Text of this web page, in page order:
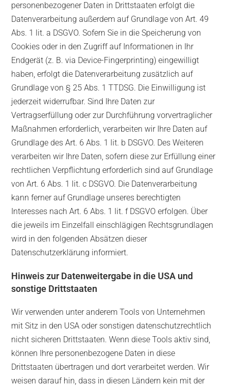
personenbezogener Daten in Drittstaaten erfolgt die
Datenverarbeitung außerdem auf Grundlage von Art. 49
Abs. 1 lit. a DSGVO. Sofern Sie in die Speicherung von
Cookies oder in den Zugriff auf Informationen in Ihr
Endgerät (z. B. via Device-Fingerprinting) eingewilligt
haben, erfolgt die Datenverarbeitung zusätzlich auf
Grundlage von § 25 Abs. 1 TTDSG. Die Einwilligung ist
jederzeit widerrufbar. Sind Ihre Daten zur
Vertragserfüllung oder zur Durchführung vorvertraglicher
Maßnahmen erforderlich, verarbeiten wir Ihre Daten auf
Grundlage des Art. 6 Abs. 1 lit. b DSGVO. Des Weiteren
verarbeiten wir Ihre Daten, sofern diese zur Erfüllung einer
rechtlichen Verpflichtung erforderlich sind auf Grundlage
von Art. 6 Abs. 1 lit. c DSGVO. Die Datenverarbeitung
kann ferner auf Grundlage unseres berechtigten
Interesses nach Art. 6 Abs. 1 lit. f DSGVO erfolgen. Über
die jeweils im Einzelfall einschlägigen Rechtsgrundlagen
wird in den folgenden Absätzen dieser
Datenschutzerklärung informiert.
Hinweis zur Datenweitergabe in die USA und
sonstige Drittstaaten
Wir verwenden unter anderem Tools von Unternehmen
mit Sitz in den USA oder sonstigen datenschutzrechtlich
nicht sicheren Drittstaaten. Wenn diese Tools aktiv sind,
können Ihre personenbezogene Daten in diese
Drittstaaten übertragen und dort verarbeitet werden. Wir
weisen darauf hin, dass in diesen Ländern kein mit der